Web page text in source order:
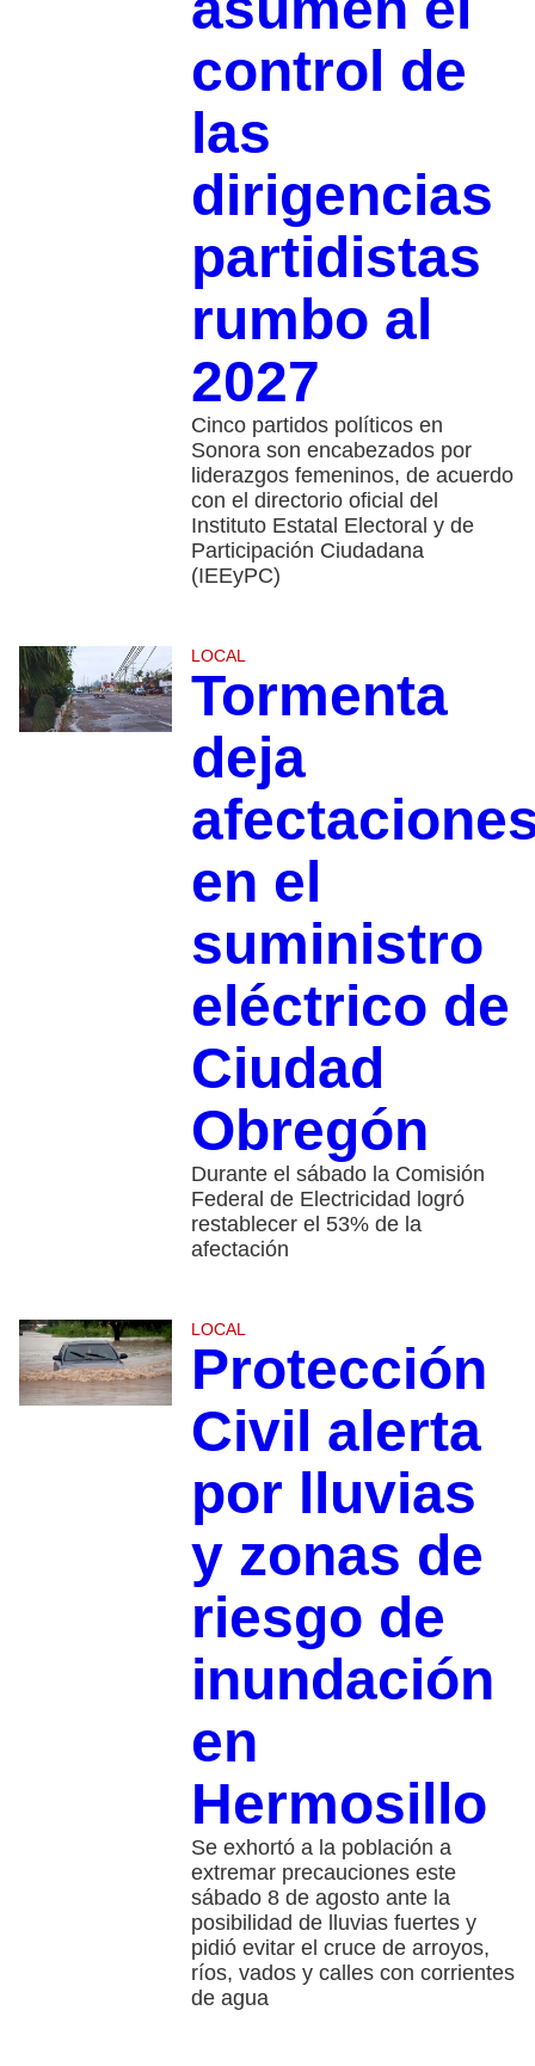
control de
las
dirigencias
partidistas
rumbo al
2027
Cinco partidos políticos en
Sonora son encabezados por
liderazgos femeninos, de acuerdo
con el directorio oficial del
Instituto Estatal Electoral y de
Participación Ciudadana
(IEEyPC)
LOCAL
Tormenta
deja
en el
suministro
eléctrico de
Ciudad
Obregón
Durante el sábado la Comisión
Federal de Electricidad logró
restablecer el 53% de la
afectación
LOCAL
Protección
Civil alerta
por lluvias
y zonas de
riesgo de
inundación
en
Hermosillo
Se exhortó a la población a
extremar precauciones este
sábado 8 de agosto ante la
posibilidad de lluvias fuertes y
pidió evitar el cruce de arroyos,
ríos, vados y calles con corrientes
de agua